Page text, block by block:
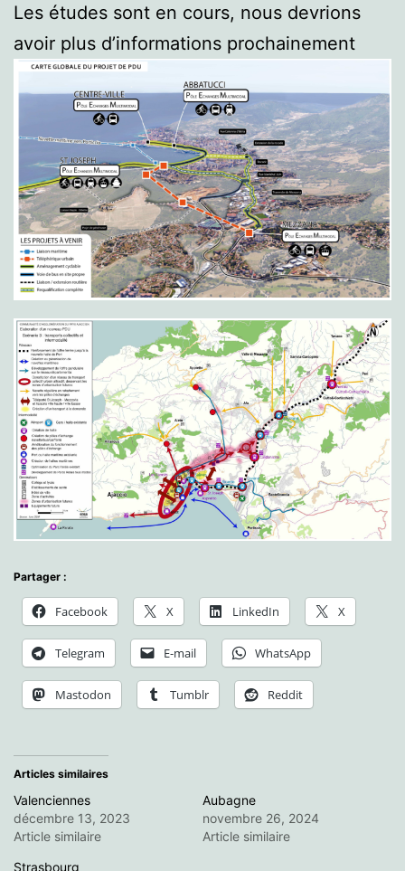
Les études sont en cours, nous devrions
avoir plus d’informations prochainement
Partager :
Facebook X LinkedIn X
Telegram E-mail WhatsApp
Mastodon Tumblr Reddit
Articles similaires
Valenciennes
décembre 13, 2023
Article similaire
Aubagne
novembre 26, 2024
Article similaire
Strasbourg